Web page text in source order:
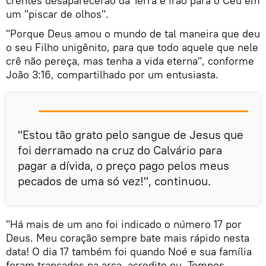
um "piscar de olhos".
"Porque Deus amou o mundo de tal maneira que deu
o seu Filho unigênito, para que todo aquele que nele
crê não pereça, mas tenha a vida eterna", conforme
João 3:16, compartilhado por um entusiasta.
"Estou tão grato pelo sangue de Jesus que
foi derramado na cruz do Calvário para
pagar a dívida, o preço pago pelos meus
pecados de uma só vez!", continuou.
"Há mais de um ano foi indicado o número 17 por
Deus. Meu coração sempre bate mais rápido nesta
data! O dia 17 também foi quando Noé e sua família